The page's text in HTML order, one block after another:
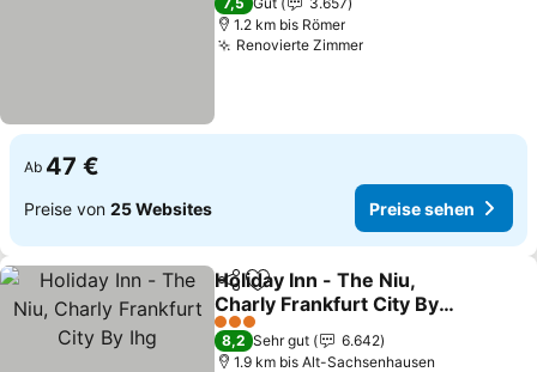
1.2 km bis Römer
Renovierte ZimmerPreise sehen
Ab 47 €
Preise von 25 Websites Preise sehen
TeilenZu Favoriten hinzufügen
Holiday Inn - The Niu,
Charly Frankfurt City By
Ihg
Preise sehen
3 Sterne
8,2 Sehr gut
6.642
1.9 km bis Alt-Sachsenhausen